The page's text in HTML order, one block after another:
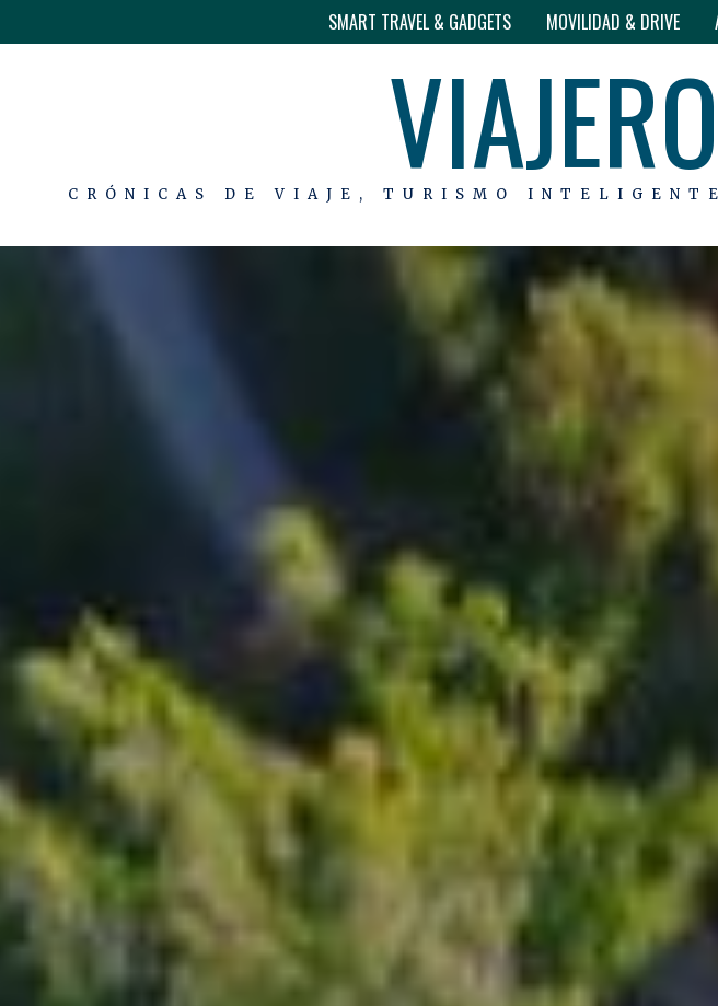
SMART TRAVEL & GADGETS MOVILIDAD & DRIVE
CRÓNICAS DE VIAJE, TURISMO